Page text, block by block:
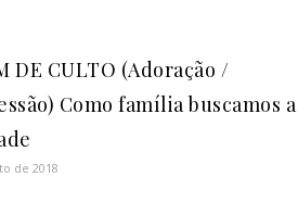
DE CULTO (Adoração /
Como família buscamos a
de 2018